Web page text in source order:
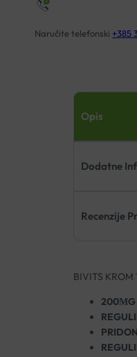
Naručite telefonski +385
Opis
Dodatne
Recenzije
BIVITS
200ΜG